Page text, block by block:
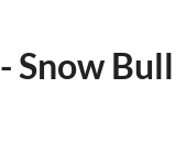
Snow Bull